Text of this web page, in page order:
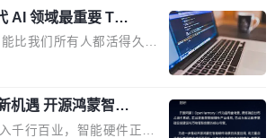
凑的1600W电源产品。小
流标准A...
未如此迫切。 但市场扩容
辑正在改变。2026年Top
指出,“产品”这个离消费
牌营销层面的权重显著变
的竞争正在从规模转向深
、多线协同...
讨论。他不是在说风凉
内人尽皆知但很少公开捅
后补充了一句软化声明：
大部分论文都在过度宣传
读者，如果你筛选出那些
文，那它们大部分都是过
AI 领域最重要 Top
比我们所有人都活得久。
术博客，而是出自 Hieu
Pham 是谁？他是 xAI
Grok 训练基础设施团队
发了一条帖子，列出了他
机遇 开源鸿蒙智能
即将举行
千行百业，智能硬件正从